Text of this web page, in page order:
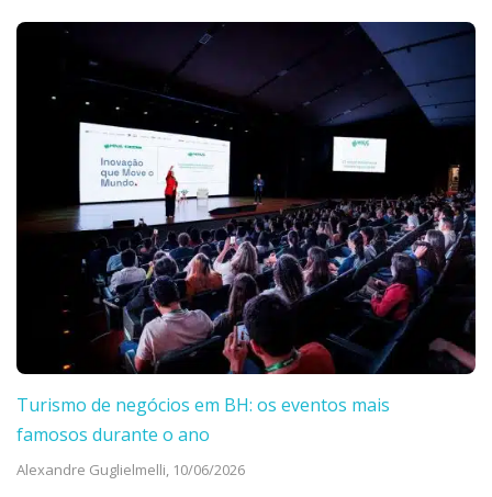
Turismo de negócios em BH: os eventos mais
famosos durante o ano
Alexandre Guglielmelli, 10/06/2026